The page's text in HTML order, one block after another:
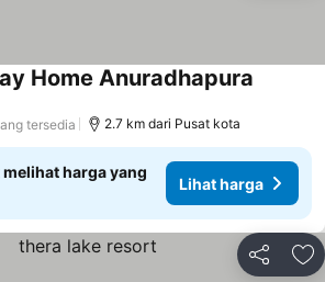
Home Anuradhapura
tersedia 2.7 km dari Pusat kota
harga yang
Lihat harga
Bagikan